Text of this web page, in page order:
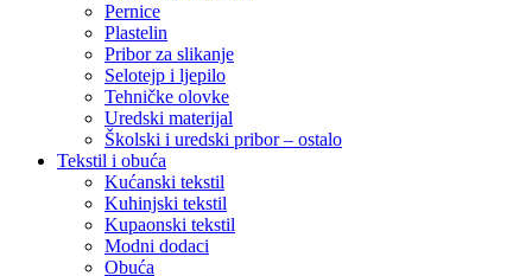
Pernice
Plastelin
Pribor za slikanje
Selotejp i ljepilo
Tehničke olovke
Uredski materijal
Školski i uredski pribor – ostalo
Tekstil i obuća
Kućanski tekstil
Kuhinjski tekstil
Kupaonski tekstil
Modni dodaci
Obuća